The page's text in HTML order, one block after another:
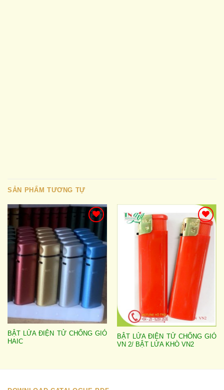
SẢN PHẨM TƯƠNG TỰ
Add to
wishlist
BẬT LỬA ĐIỆN TỬ CHỐNG GIÓ
HAIC
Add to
wishlist
BẬT LỬA ĐIỆN TỬ CHỐNG GIÓ
VN 2/ BẬT LỬA KHÒ VN2